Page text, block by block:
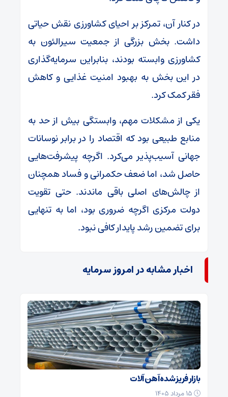
در کنار آن، تمرکز بر احیای کشاورزی نقش حیاتی
داشت. بخش بزرگی از جمعیت سیرالئون به
کشاورزی وابسته بودند، بنابراین سرمایه‌گذاری
در این بخش به بهبود امنیت غذایی و کاهش
فقر کمک کرد.
یکی از مشکلات مهم، وابستگی بیش از حد به
منابع طبیعی بود که اقتصاد را در برابر نوسانات
جهانی آسیب‌پذیر می‌کرد. اگرچه پیشرفت‌هایی
حاصل شد، اما ضعف حکمرانی و فساد همچنان
از چالش‌های اصلی باقی ماندند. حتی تقویت
دولت مرکزی اگرچه ضروری بود، اما به تنهایی
برای تضمین رشد پایدار کافی نبود.
اخبار مشابه در امروز سرمایه
بازار فریز شده آهن آلات